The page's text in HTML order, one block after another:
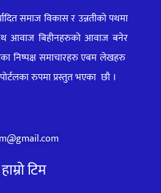
समाज विकास र उन्नतीको पथमा
आवाज बिहीनहरुको आवाज बनेर
निष्पक्ष समाचारहरु एबम लेखहरु
रुपमा प्रस्तुतभएका छौ ।
हाम्रो टिम